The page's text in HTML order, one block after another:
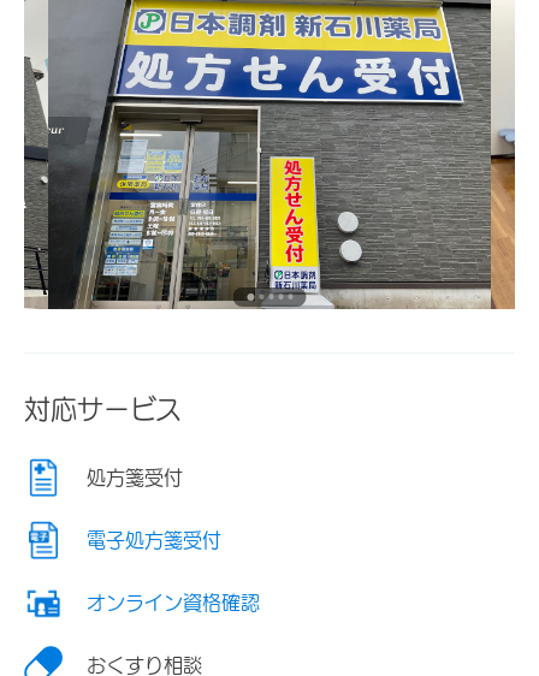
対応サービス
処方箋受付
電子処方箋受付
オンライン資格確認
おくすり相談